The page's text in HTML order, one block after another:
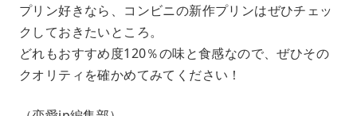
プリン好きなら、コンビニの新作プリンはぜひチェッ
クしておきたいところ。
どれもおすすめ度120％の味と食感なので、ぜひその
クオリティを確かめてみてください！